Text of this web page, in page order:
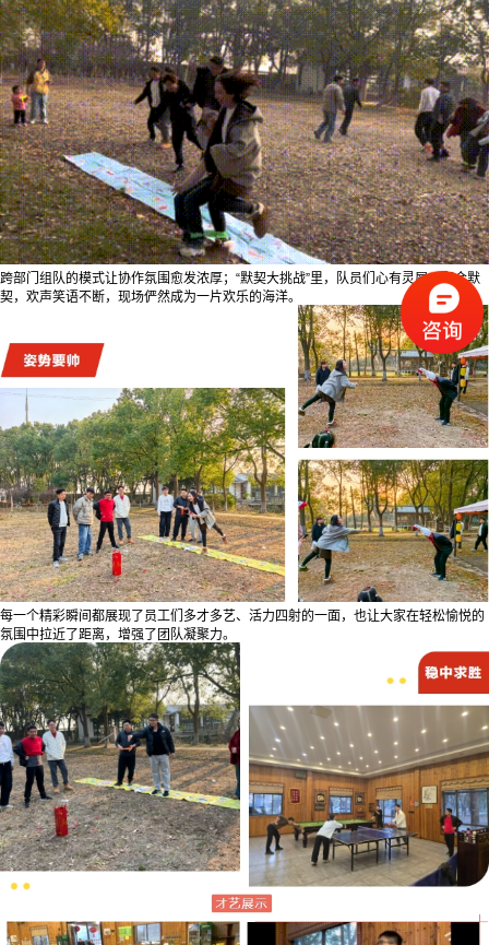
跨部门组队的模式让协作氛围愈发浓厚；“默契大挑战”里，队员们心有灵犀、配合默
契，欢声笑语不断，现场俨然成为一片欢乐的海洋。
每一个精彩瞬间都展现了员工们多才多艺、活力四射的一面，也让大家在轻松愉悦的
氛围中拉近了距离，增强了团队凝聚力。